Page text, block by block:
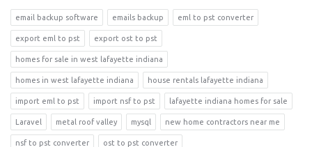
email backup software emails backup eml to pst converter
export eml to pst export ost to pst
homes for sale in west lafayette indiana
homes in west lafayette indiana house rentals lafayette indiana
import eml to pst import nsf to pst lafayette indiana homes for sale
Laravel metal roof valley mysql new home contractors near me
nsf to pst converter ost to pst converter